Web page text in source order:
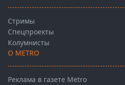
Стримы
Спецпроекты
Колумнисты
О METRO
Реклама в газете Metro